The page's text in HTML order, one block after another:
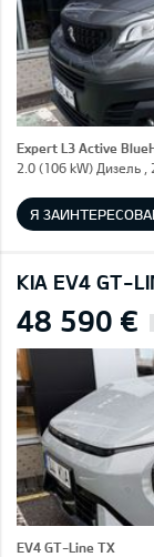
Expert L3 Active
2.0 (106 kW) Дизель ,
Я
KIA EV4 GT-
48 590 €
EV4 GT-Line TX